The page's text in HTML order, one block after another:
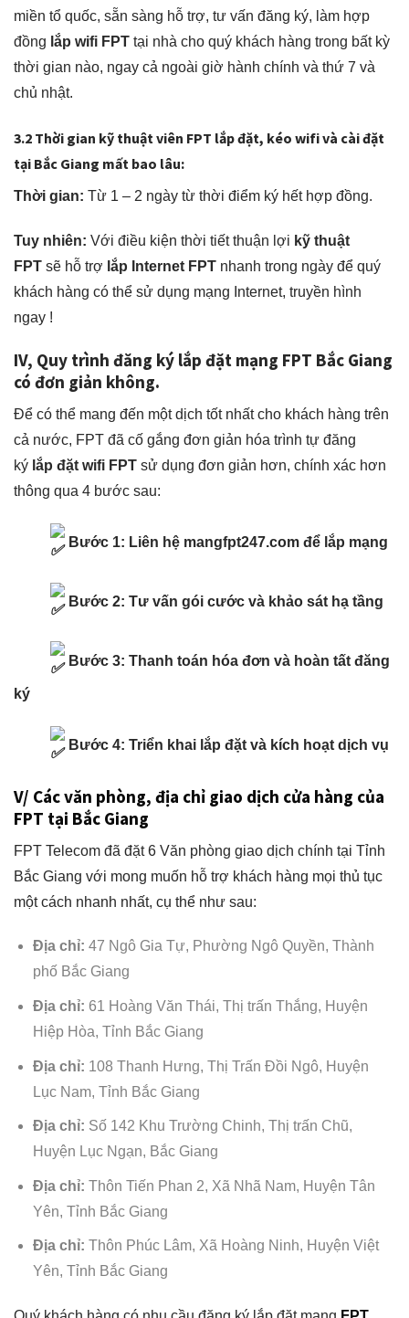
miền tổ quốc, sẵn sàng hỗ trợ, tư vấn đăng ký, làm hợp
đồng lắp wifi FPT tại nhà cho quý khách hàng trong bất kỳ
thời gian nào, ngay cả ngoài giờ hành chính và thứ 7 và
chủ nhật.
3.2 Thời gian kỹ thuật viên FPT lắp đặt, kéo wifi và cài đặt
tại Bắc Giang mất bao lâu:
Thời gian: Từ 1 – 2 ngày từ thời điểm ký hết hợp đồng.
Tuy nhiên: Với điều kiện thời tiết thuận lợi kỹ thuật
FPT sẽ hỗ trợ lắp Internet FPT nhanh trong ngày để quý
khách hàng có thể sử dụng mạng Internet, truyền hình
ngay !
IV, Quy trình đăng ký lắp đặt mạng FPT Bắc Giang
có đơn giản không.
Để có thể mang đến một dịch tốt nhất cho khách hàng trên
cả nước, FPT đã cố gắng đơn giản hóa trình tự đăng
ký lắp đặt wifi FPT sử dụng đơn giản hơn, chính xác hơn
thông qua 4 bước sau:
Bước 1: Liên hệ mangfpt247.com để lắp mạng
Bước 2: Tư vấn gói cước và khảo sát hạ tầng
Bước 3: Thanh toán hóa đơn và hoàn tất đăng
ký
Bước 4: Triển khai lắp đặt và kích hoạt dịch vụ
V/ Các văn phòng, địa chỉ giao dịch cửa hàng của
FPT tại Bắc Giang
FPT Telecom đã đặt 6 Văn phòng giao dịch chính tại Tỉnh
Bắc Giang với mong muốn hỗ trợ khách hàng mọi thủ tục
một cách nhanh nhất, cụ thể như sau:
Địa chỉ: 47 Ngô Gia Tự, Phường Ngô Quyền, Thành
phố Bắc Giang
Địa chỉ: 61 Hoàng Văn Thái, Thị trấn Thắng, Huyện
Hiệp Hòa, Tỉnh Bắc Giang
Địa chỉ: 108 Thanh Hưng, Thị Trấn Đồi Ngô, Huyện
Lục Nam, Tỉnh Bắc Giang
Địa chỉ: Số 142 Khu Trường Chinh, Thị trấn Chũ,
Huyện Lục Ngạn, Bắc Giang
Địa chỉ: Thôn Tiến Phan 2, Xã Nhã Nam, Huyện Tân
Yên, Tỉnh Bắc Giang
Địa chỉ: Thôn Phúc Lâm, Xã Hoàng Ninh, Huyện Việt
Yên, Tỉnh Bắc Giang